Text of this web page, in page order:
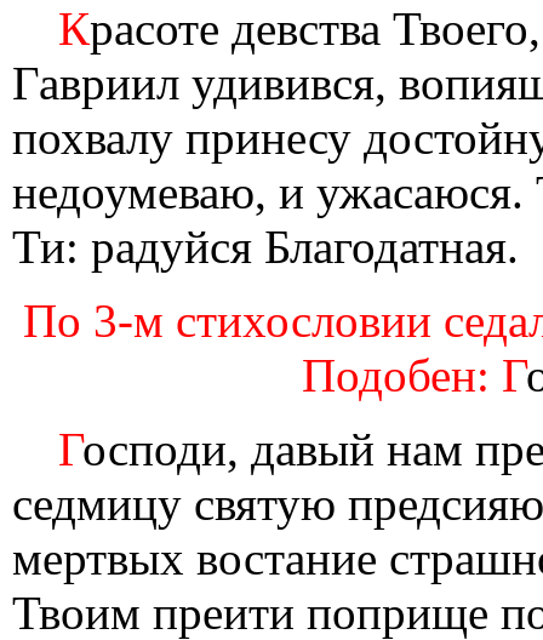
Красоте девства
Гавриил удивився,
похвалу принесу
недоумеваю, и
Ти: радуйся Благодатная.
По 3-м стихословии
Подобен: Г
Господи, давый нам
седмицу святую
мертвых востание
Твоим преити поприще